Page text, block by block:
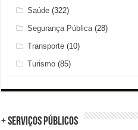
Saúde (322)
Segurança Pública (28)
Transporte (10)
Turismo (85)
+ Serviços Públicos